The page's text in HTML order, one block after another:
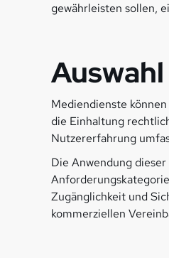
gewährleisten sollen,
Mediendienste
die Einhaltung
Nutzererfahrung
Die Anwendung
Zugänglichkeit und
kommerziellen